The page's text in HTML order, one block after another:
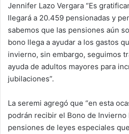
Jennifer Lazo Vergara “Es
llegará a 20.459 pensionadas y
sabemos que las pensiones aún
bono llega a ayudar a los gastos
invierno, sin embargo, seguimos
ayuda de adultos mayores para
jubilaciones”.
La seremi agregó que “en esta
podrán recibir el Bono de Invierno
pensiones de leyes especiales